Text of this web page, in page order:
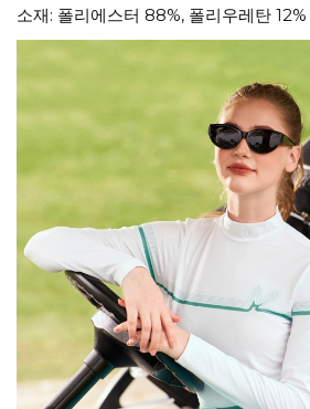
소재: 폴리에스터 88%, 폴리우레탄 12%